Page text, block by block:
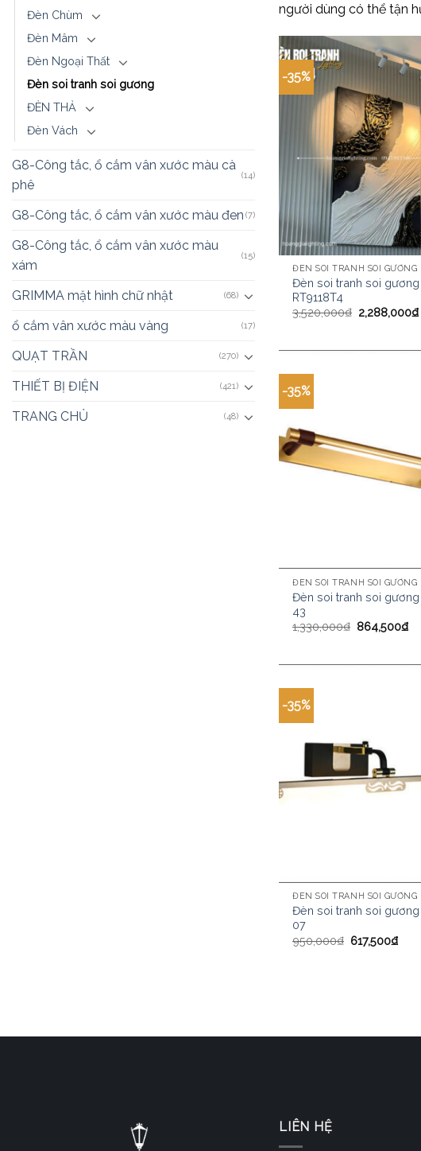
Đèn Chùm
Đèn Mâm
Đèn Ngoại Thất
Đèn soi tranh soi gương
ĐÈN THẢ
Đèn Vách
G8-Công tắc, ổ cắm vân xước màu cà
phê
(14)
G8-Công tắc, ổ cắm vân xước màu đen (7)
G8-Công tắc, ổ cắm vân xước màu
xám
(15)
GRIMMA mặt hình chữ nhật (68)
ổ cắm vân xước màu vàng (17)
QUẠT TRẦN (270)
THIẾT BỊ ĐIỆN (421)
TRANG CHỦ (48)
người dùng có thể tận
-35%
ĐÈN SOI TRANH SOI GƯƠNG
Đèn soi tranh soi gương
RT9118T4
3,520,000₫ 2,288,000₫
-35%
ĐÈN SOI TRANH SOI GƯƠNG
Đèn soi tranh soi
43
1,330,000₫ 864,500₫
-35%
ĐÈN SOI TRANH SOI GƯƠNG
Đèn soi tranh soi
07
950,000₫ 617,500₫
LIÊN HỆ